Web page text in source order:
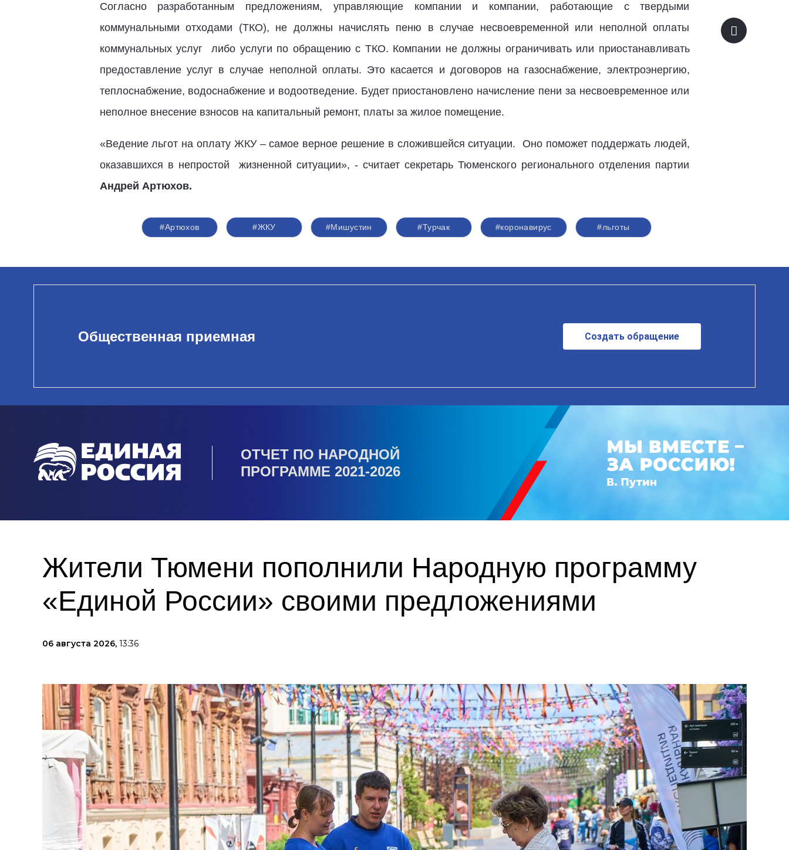
Согласно разработанным предложениям, управляющие компании и компании, работающие с твердыми
коммунальными отходами (ТКО), не должны начислять пеню в случае несвоевременной или неполной оплаты
коммунальных услуг либо услуги по обращению с ТКО. Компании не должны ограничивать или приостанавливать
предоставление услуг в случае неполной оплаты. Это касается и договоров на газоснабжение, электроэнергию,
теплоснабжение, водоснабжение и водоотведение. Будет приостановлено начисление пени за несвоевременное или
неполное внесение взносов на капитальный ремонт, платы за жилое помещение.
«Ведение льгот на оплату ЖКУ – самое верное решение в сложившейся ситуации. Оно поможет поддержать людей,
оказавшихся в непростой жизненной ситуации», - считает секретарь Тюменского регионального отделения партии
Андрей Артюхов.
#Артюхов #ЖКУ #Мишустин #Турчак #коронавирус #льготы
Общественная приемная Создать обращение
ОТЧЕТ ПО НАРОДНОЙ
ПРОГРАММЕ 2021-2026
Жители Тюмени пополнили Народную программу
«Единой России» своими предложениями
06 августа 2026, 13:36